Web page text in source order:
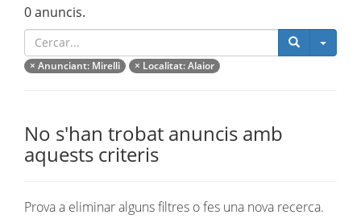
0 anuncis.
× Anunciant: Mirelli × Localitat: Alaior
No s'han trobat anuncis amb
aquests criteris
Prova a eliminar alguns filtres o fes una nova recerca.